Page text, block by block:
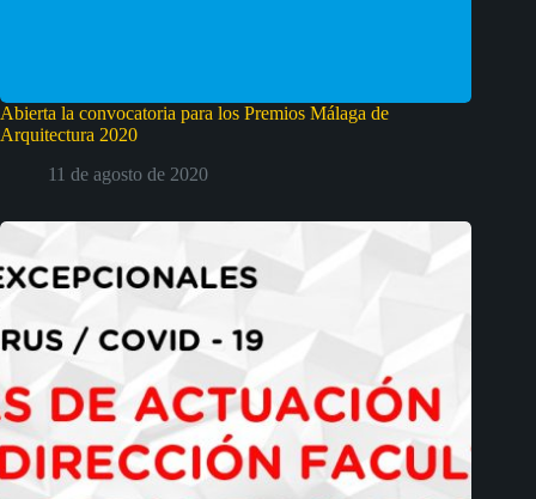
Abierta la convocatoria para los Premios Málaga de
Arquitectura 2020
11 de agosto de 2020